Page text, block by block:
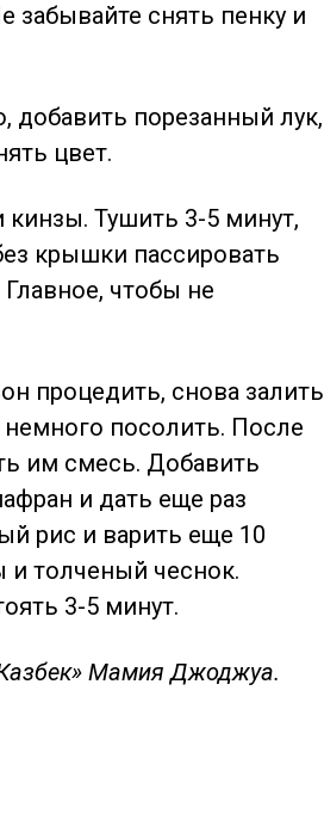
забывайте снять пенку и
добавить порезанный лук,
цвет.
Тушить 3-5 минут,
крышки пассировать
чтобы не
процедить, снова залить
посолить. После
им смесь. Добавить
и дать еще раз
рис и варить еще 10
и толченый чеснок.
3-5 минут.
Мамия Джоджуа.